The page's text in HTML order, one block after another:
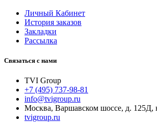
Личный Кабинет
История заказов
Закладки
Рассылка
Связаться с нами
TVI Group
+7 (495) 737-98-81
info@tvigroup.ru
Москва, Варшавском шоссе, д. 125Д,
tvigroup.ru